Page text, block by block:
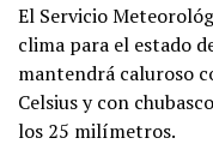
El Servicio
clima para el estado
mantendrá caluroso
Celsius y con
los 25 milímetros.